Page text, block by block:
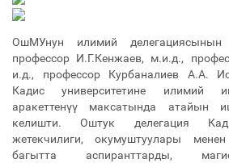
ОшМУнун илимий
профессор И.Г.Кенжаев, м.и.д.,
и.д., профессор Курбаналиев А.А.
Кадис университетине илимий
аракеттенүү максатында атайын
келишти. Оштук делегация
жетекчилиги, окумуштуулары
багытта аспиранттарды,